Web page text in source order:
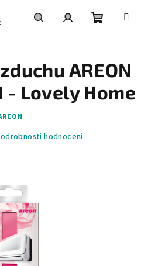
košík
AREON
- Lovely Home
hodnocení